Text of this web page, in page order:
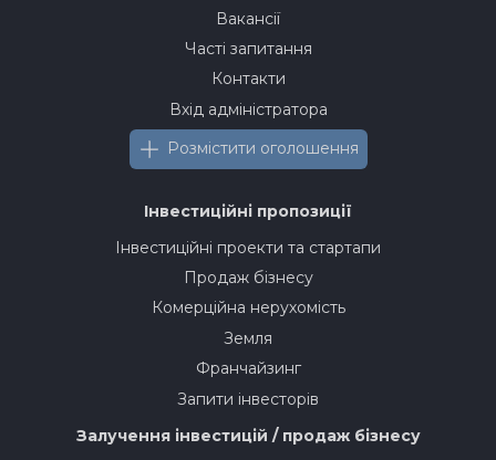
Вакансії
Часті запитання
Контакти
Вхід адміністратора
Розмістити оголошення
Інвестиційні пропозиції
Інвестиційні проекти та стартапи
Продаж бізнесу
Комерційна нерухомість
Земля
Франчайзинг
Запити інвесторів
Залучення інвестицій / продаж бізнесу